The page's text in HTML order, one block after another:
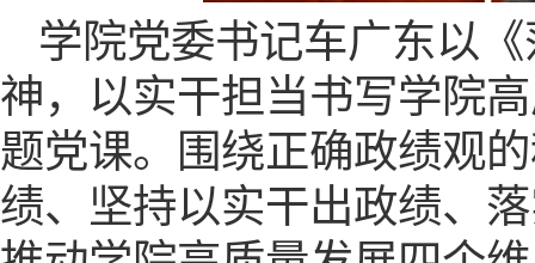
学院党委书记车广东以
神，以实干担当书写学院
题党课。围绕正确政绩观
绩、坚持以实干出政绩、